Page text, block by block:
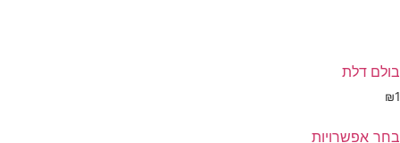
בולם דלת
₪1
בחר אפשרויות